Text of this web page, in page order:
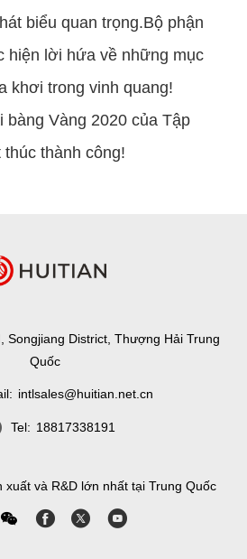
biểu quan trọng.Bộ phận
hiện lời hứa về những mục
khơi trong vinh quang!
bàng Vàng 2020 của Tập
thành công!
Songjiang District, Thượng Hải Trung
Quốc
intlsales@huitian.net.cn
Tel: 18817338191
xuất và R&D lớn nhất tại Trung Quốc